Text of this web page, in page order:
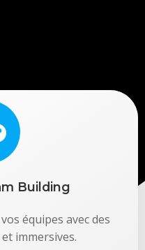
Building
équipes avec des
immersives.